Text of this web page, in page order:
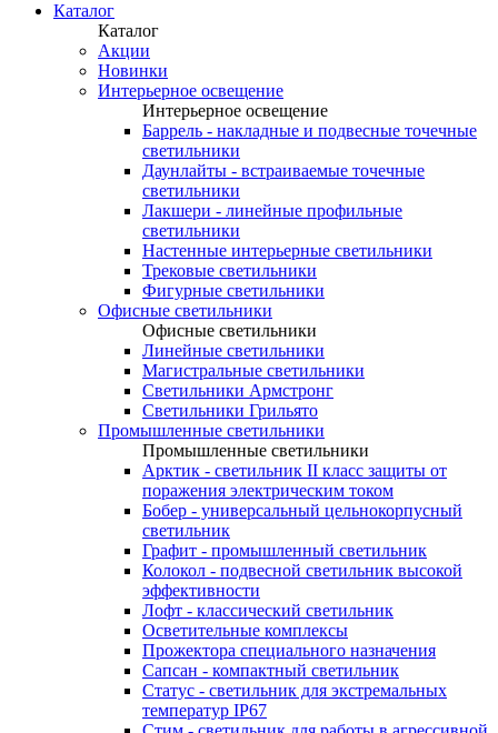
Каталог
Каталог
Акции
Новинки
Интерьерное освещение
Интерьерное освещение
Баррель - накладные и подвесные точечные
светильники
Даунлайты - встраиваемые точечные
светильники
Лакшери - линейные профильные
светильники
Настенные интерьерные светильники
Трековые светильники
Фигурные светильники
Офисные светильники
Офисные светильники
Линейные светильники
Магистральные светильники
Светильники Армстронг
Светильники Грильято
Промышленные светильники
Промышленные светильники
Арктик - светильник II класс защиты от
поражения электрическим током
Бобер - универсальный цельнокорпусный
светильник
Графит - промышленный светильник
Колокол - подвесной светильник высокой
эффективности
Лофт - классический светильник
Осветительные комплексы
Прожектора специального назначения
Сапсан - компактный светильник
Статус - светильник для экстремальных
температур IP67